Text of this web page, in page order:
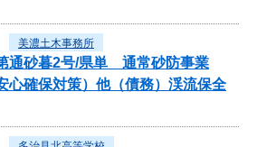
美濃土木事務所
通砂暮2号/県単 通常砂防事業
心確保対策）他（債務）渓流保全